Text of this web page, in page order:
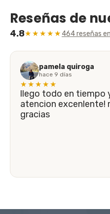
Reseñas de
4.8★★★★★ 464 reseñas
pamela quiroga
hace 9 días
★★★★★
llego todo en tiempo
atencion excenlente!
gracias